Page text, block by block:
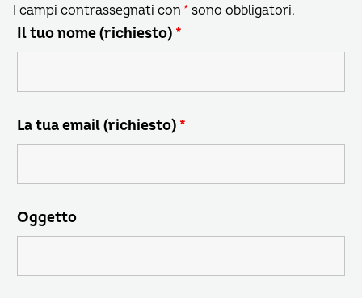
I campi contrassegnati con * sono obbligatori.
Il tuo nome (richiesto) *
La tua email (richiesto) *
Oggetto